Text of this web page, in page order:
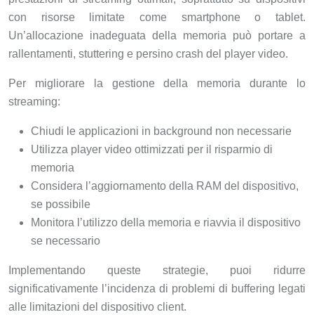
con risorse limitate come smartphone o tablet.
Un’allocazione inadeguata della memoria può portare a
rallentamenti, stuttering e persino crash del player video.
Per migliorare la gestione della memoria durante lo
streaming:
Chiudi le applicazioni in background non necessarie
Utilizza player video ottimizzati per il risparmio di
memoria
Considera l’aggiornamento della RAM del dispositivo,
se possibile
Monitora l’utilizzo della memoria e riavvia il dispositivo
se necessario
Implementando queste strategie, puoi ridurre
significativamente l’incidenza di problemi di buffering legati
alle limitazioni del dispositivo client.